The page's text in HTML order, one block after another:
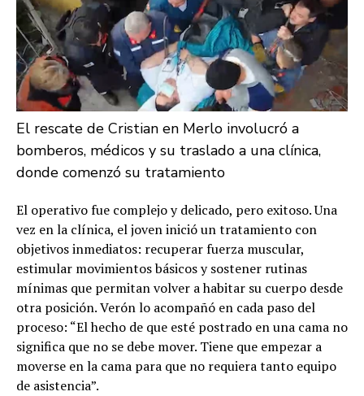
El rescate de Cristian en Merlo involucró a
bomberos, médicos y su traslado a una clínica,
donde comenzó su tratamiento
El operativo fue complejo y delicado, pero exitoso. Una
vez en la clínica, el joven inició un tratamiento con
objetivos inmediatos: recuperar fuerza muscular,
estimular movimientos básicos y sostener rutinas
mínimas que permitan volver a habitar su cuerpo desde
otra posición. Verón lo acompañó en cada paso del
proceso: “El hecho de que esté postrado en una cama no
significa que no se debe mover. Tiene que empezar a
moverse en la cama para que no requiera tanto equipo
de asistencia”.